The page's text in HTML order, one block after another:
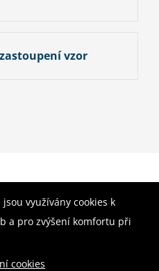
vzor
704 730
využívány cookies k
a pro zvýšení komfortu při
cookies